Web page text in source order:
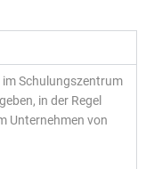
im Schulungszentrum
in der Regel
Unternehmen von